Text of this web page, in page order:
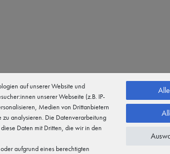
Kategorie 3 Weiterreißfestigkeit: Kategorie
auf unserer Website und
unserer Webseite (z.B. IP-
Medien von Drittanbietern
analysieren. Die Datenverarbeitung
Daten mit Dritten, die wir in den
aufgrund eines berechtigten